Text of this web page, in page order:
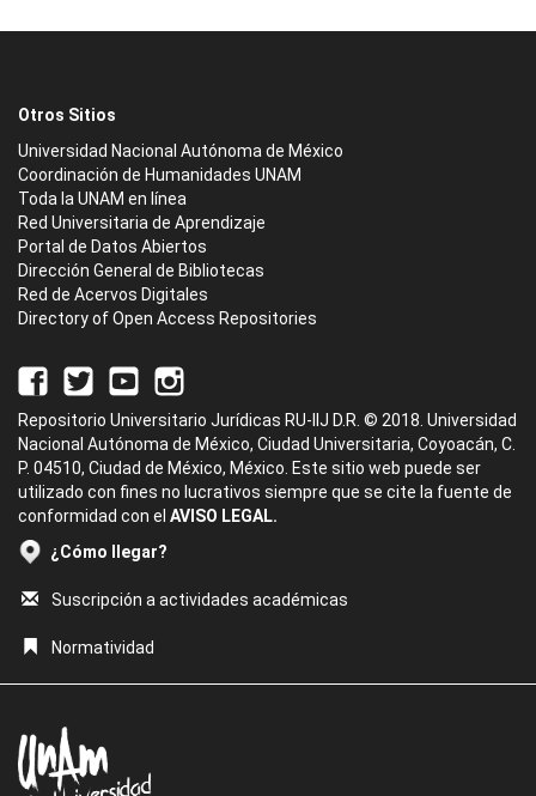
Otros Sitios
Universidad Nacional Autónoma de México
Coordinación de Humanidades UNAM
Toda la UNAM en línea
Red Universitaria de Aprendizaje
Portal de Datos Abiertos
Dirección General de Bibliotecas
Red de Acervos Digitales
Directory of Open Access Repositories
Repositorio Universitario Jurídicas RU-IIJ D.R. © 2018. Universidad
Nacional Autónoma de México, Ciudad Universitaria, Coyoacán, C.
P. 04510, Ciudad de México, México. Este sitio web puede ser
utilizado con fines no lucrativos siempre que se cite la fuente de
conformidad con el AVISO LEGAL.
¿Cómo llegar?
Suscripción a actividades académicas
Normatividad